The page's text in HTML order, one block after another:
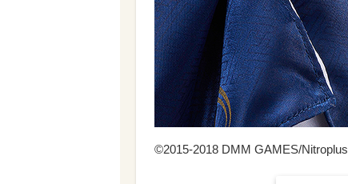
©2015-2018 DMM GAMES/Nitroplus